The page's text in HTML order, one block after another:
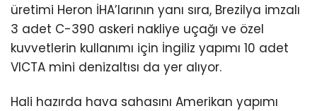
üretimi Heron İHA’larının yanı sıra, Brezilya imzalı
3 adet C-390 askeri nakliye uçağı ve özel
kuvvetlerin kullanımı için İngiliz yapımı 10 adet
VICTA mini denizaltısı da yer alıyor.
Hali hazırda hava sahasını Amerikan yapımı